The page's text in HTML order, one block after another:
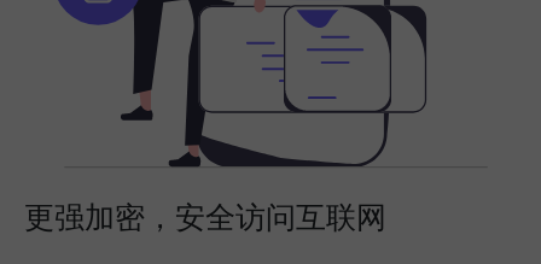
更强加密，安全访问互联网